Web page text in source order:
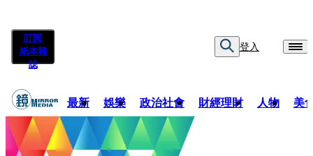
訂閱
紙本雜
誌
登入
最新 娛樂 政治社會 財經理財 人物 美